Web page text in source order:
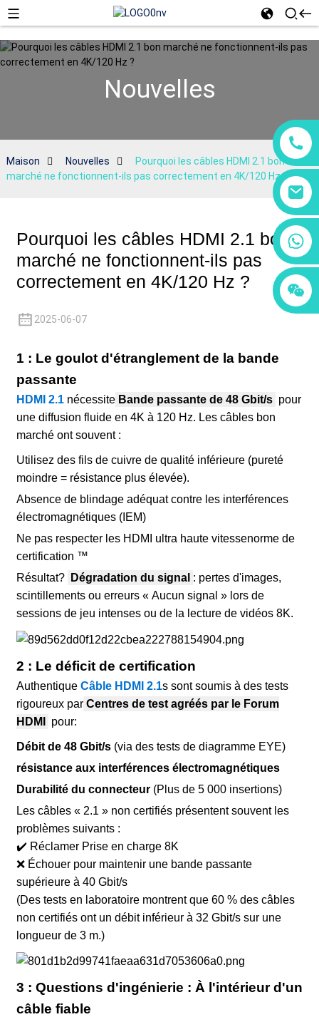
+86 18760065206
+86 15118299221
+86 15397569549
Nouvelles
Maison Nouvelles
Pourquoi les câbles HDMI 2.1 bon
marché ne fonctionnent-ils pas correctement en 4K/120 Hz ?
Pourquoi les câbles HDMI 2.1 bon
marché ne fonctionnent-ils pas
correctement en 4K/120 Hz ?
2025-06-07
1 : Le goulot d'étranglement de la bande
passante
HDMI 2.1nécessite Bande passante de 48 Gbit/s pour
une diffusion fluide en 4K à 120 Hz. Les câbles bon
marché ont souvent :
Utilisez des fils de cuivre de qualité inférieure (pureté
moindre = résistance plus élevée).
Absence de blindage adéquat contre les interférences
électromagnétiques (IEM)
Ne pas respecter les HDMI ultra haute vitessenorme de
certification ™
Résultat?
Dégradation du signal : pertes d'images,
scintillements ou erreurs « Aucun signal » lors de
sessions de jeu intenses ou de la lecture de vidéos 8K.
2 : Le déficit de certification
Authentique Câble HDMI 2.1s sont soumis à des tests
rigoureux par Centres de test agréés par le Forum
HDMI
pour:
Débit de 48 Gbit/s(via des tests de diagramme EYE)
résistance aux interférences électromagnétiques
Durabilité du connecteur(Plus de 5 000 insertions)
Les câbles « 2.1 » non certifiés présentent souvent les
problèmes suivants :
✔️ RéclamerPrise en charge 8K
❌ Échouerpour maintenir une bande passante
supérieure à 40 Gbit/s
(Des tests en laboratoire montrent que 60 % des câbles
non certifiés ont un débit inférieur à 32 Gbit/s sur une
longueur de 3 m.)
3 : Questions d'ingénierie : À l'intérieur d'un
câble fiable